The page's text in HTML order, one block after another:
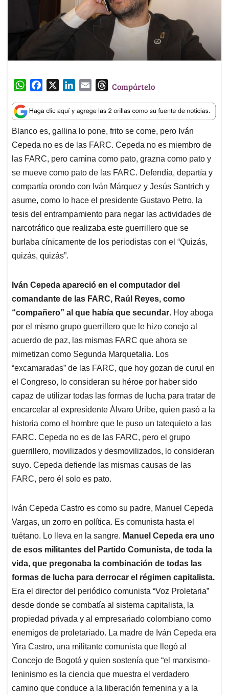
W
a
t
s
A
p
p
c
e
b
o
o
k
n
k
e
d
I
n
a
i
l
T
r
e
a
d
s
Compártelo
Blanco es, gallina lo pone, frito se come, pero Iván
Cepeda no es de las FARC. Cepeda no es miembro de
las FARC, pero camina como pato, grazna como pato y
se mueve como pato de las FARC. Defendía, departía y
compartía orondo con Iván Márquez y Jesús Santrich y
asume, como lo hace el presidente Gustavo Petro, la
tesis del entrampamiento para negar las actividades de
narcotráfico que realizaba este guerrillero que se
burlaba cínicamente de los periodistas con el “Quizás,
quizás, quizás”.
Iván Cepeda apareció en el computador del
comandante de las FARC, Raúl Reyes, como
“compañero” al que había que secundar. Hoy aboga
por el mismo grupo guerrillero que le hizo conejo al
acuerdo de paz, las mismas FARC que ahora se
mimetizan como Segunda Marquetalia. Los
“excamaradas” de las FARC, que hoy gozan de curul en
el Congreso, lo consideran su héroe por haber sido
capaz de utilizar todas las formas de lucha para tratar de
encarcelar al expresidente Álvaro Uribe, quien pasó a la
historia como el hombre que le puso un tatequieto a las
FARC. Cepeda no es de las FARC, pero el grupo
guerrillero, movilizados y desmovilizados, lo consideran
suyo. Cepeda defiende las mismas causas de las
FARC, pero él solo es pato.
Iván Cepeda Castro es como su padre, Manuel Cepeda
Vargas, un zorro en política. Es comunista hasta el
tuétano. Lo lleva en la sangre. Manuel Cepeda era uno
de esos militantes del Partido Comunista, de toda la
vida, que pregonaba la combinación de todas las
formas de lucha para derrocar el régimen capitalista.
Era el director del periódico comunista “Voz Proletaria”
desde donde se combatía al sistema capitalista, la
propiedad privada y al empresariado colombiano como
enemigos de proletariado. La madre de Iván Cepeda era
Yira Castro, una militante comunista que llegó al
Concejo de Bogotá y quien sostenía que “el marxismo-
leninismo es la ciencia que muestra el verdadero
camino que conduce a la liberación femenina y a la